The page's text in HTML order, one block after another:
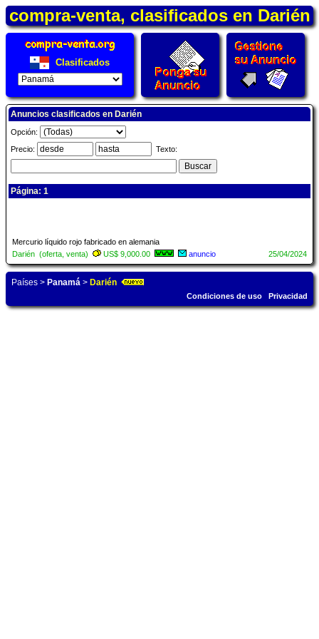
compra-venta, clasificados en Darién
Clasificados
Anuncios clasificados en Darién
Opción:
Precio:
Texto:
Página: 1
Mercurio líquido rojo fabricado en alemania
Darién (oferta, venta)
US$ 9,000.00 anuncio 25/04/2024
Países > Panamá > Darién
Condiciones de uso Privacidad